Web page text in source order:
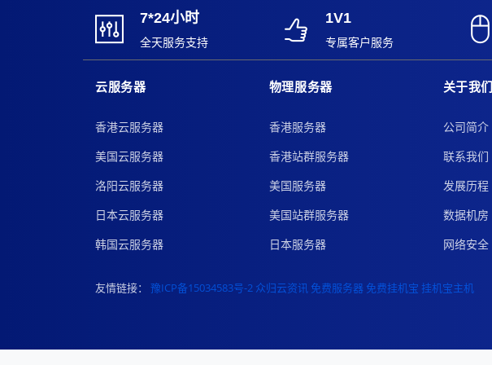
7*24小时
全天服务支持
1V1
专属客户服务
云服务器
香港云服务器
美国云服务器
洛阳云服务器
日本云服务器
韩国云服务器
物理服务器
香港服务器
香港站群服务器
美国服务器
美国站群服务器
日本服务器
关于我们
公司简介
联系我们
发展历程
数据机房
网络安全
友情链接： 豫ICP备15034583号-2 众归云资讯 免费服务器 免费挂机宝 挂机宝主机